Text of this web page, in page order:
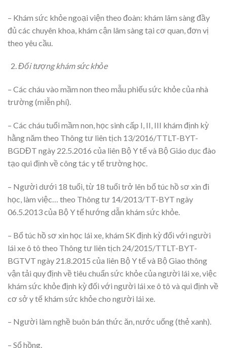
– Khám sức khỏe ngoại viện theo đoàn: khám lâm sàng đầy
đủ các chuyên khoa, khám cận lâm sàng tại cơ quan, đơn vị
theo yêu cầu.
Đối tượng khám sức khỏe
– Các cháu vào mầm non theo mẫu phiếu sức khỏe của nhà
trường (miễn phí).
– Các cháu tuổi mầm non, học sinh cấp I, II, III khám định kỳ
hằng năm theo Thông tư liên tịch 13/2016/TTLT-BYT-
BGDĐT ngày 22.5.2016 của liên Bộ Y tế và Bộ Giáo dục đào
tạo qui định về công tác y tế trường học.
– Người dưới 18 tuổi, từ 18 tuổi trở lên bổ túc hồ sơ xin đi
học, làm việc… theo Thông tư 14/2013/TT-BYT ngày
06.5.2013 của Bộ Y tế hướng dẫn khám sức khỏe.
– Bổ túc hồ sơ xin học lái xe, khám SK định kỳ đối với người
lái xe ô tô theo Thông tư liên tịch 24/2015/TTLT-BYT-
BGTVT ngày 21.8.2015 của liên Bộ Y tế và Bộ Giao thông
vận tải quy định về tiêu chuẩn sức khỏe của người lái xe, việc
khám sức khỏe định kỳ đối với người lái xe ô tô và qui định về
cơ sở y tế khám sức khỏe cho người lái xe.
– Người làm nghề buôn bán thức ăn, nước uống (thẻ xanh).
– Sổ hồng.